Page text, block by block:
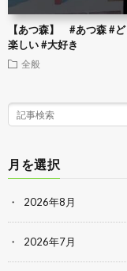
【あつ森】 #あつ森 #
楽しい #大好き
全般
月を選択
2026年8月
2026年7月